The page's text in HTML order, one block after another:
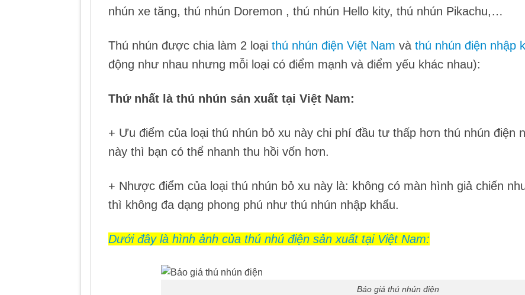
nhún xe tăng, thú nhún Doremon , thú nhún Hello kity, thú nhún Pikachu,…
Thú nhún được chia làm 2 loại thú nhún điện Việt Nam và thú nhún điện nhập
động như nhau nhưng mỗi loại có điểm mạnh và điểm yếu khác nhau):
Thứ nhất là thú nhún sản xuất tại Việt Nam:
+ Ưu điểm của loại thú nhún bỏ xu này chi phí đầu tư thấp hơn thú nhún điện
này thì bạn có thể nhanh thu hồi vốn hơn.
+ Nhược điểm của loại thú nhún bỏ xu này là: không có màn hình giả chiến
thì không đa dạng phong phú như thú nhún nhập khẩu.
Dưới đây là hình ảnh của thú nhú điện sản xuất tại Việt Nam:
Báo giá thú nhún điện